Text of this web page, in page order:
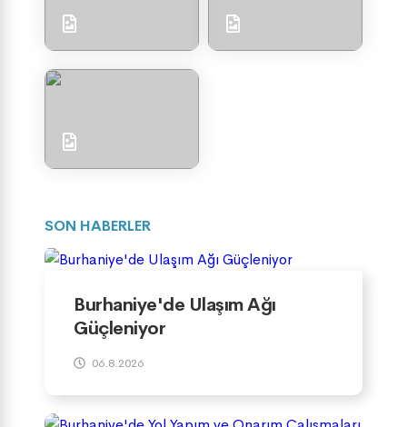
SON HABERLER
Burhaniye'de Ulaşım Ağı
Güçleniyor
06.8.2026